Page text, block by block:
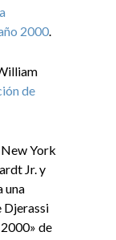
2000.
de
York
Jr. y
una
Djerassi
de